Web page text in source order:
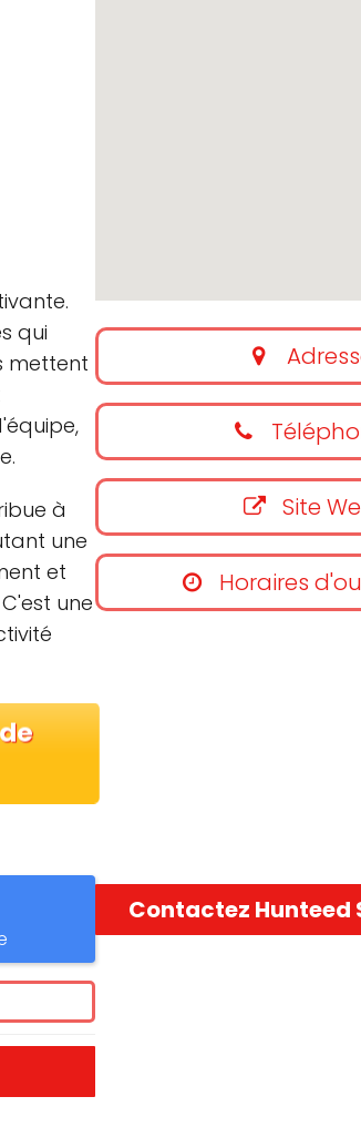
qui
mettent
à
une
et
une
Site
Horaires
Contactez Hunteed